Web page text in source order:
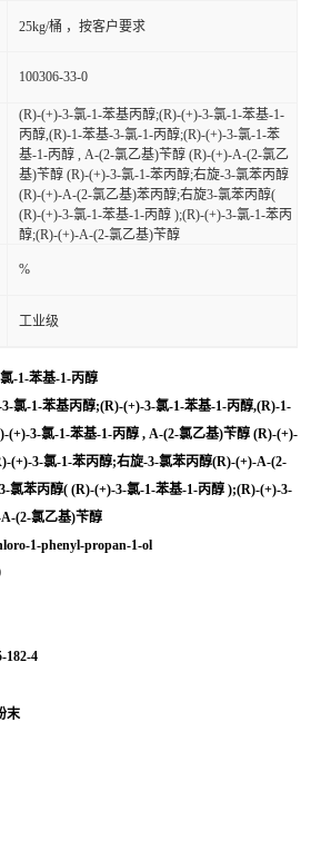
25kg/桶 ，按客户要求
100306-33-0
(R)-(+)-3-氯-1-苯基丙醇;(R)-(+)-3-氯-1-苯基-1-
丙醇,(R)-1-苯基-3-氯-1-丙醇;(R)-(+)-3-氯-1-苯
基-1-丙醇 , Α-(2-氯乙基)苄醇 (R)-(+)-Α-(2-氯乙
基)苄醇 (R)-(+)-3-氯-1-苯丙醇;右旋-3-氯苯丙醇
(R)-(+)-Α-(2-氯乙基)苯丙醇;右旋3-氯苯丙醇(
(R)-(+)-3-氯-1-苯基-1-丙醇 );(R)-(+)-3-氯-1-苯丙
醇;(R)-(+)-Α-(2-氯乙基)苄醇
%
工业级
-1-苯基-1-丙醇
氯-1-苯基丙醇;(R)-(+)-3-氯-1-苯基-1-丙醇,(R)-1-
(+)-3-氯-1-苯基-1-丙醇 , Α-(2-氯乙基)苄醇 (R)-(+)-
(+)-3-氯-1-苯丙醇;右旋-3-氯苯丙醇(R)-(+)-Α-(2-
氯苯丙醇( (R)-(+)-3-氯-1-苯基-1-丙醇 );(R)-(+)-3-
(2-氯乙基)苄醇
1-phenyl-propan-1-ol
182-4
末